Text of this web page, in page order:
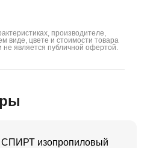
производителе,
виде, цвете и стоимости товара
не является публичной офертой.
СПИРТ изопропиловый